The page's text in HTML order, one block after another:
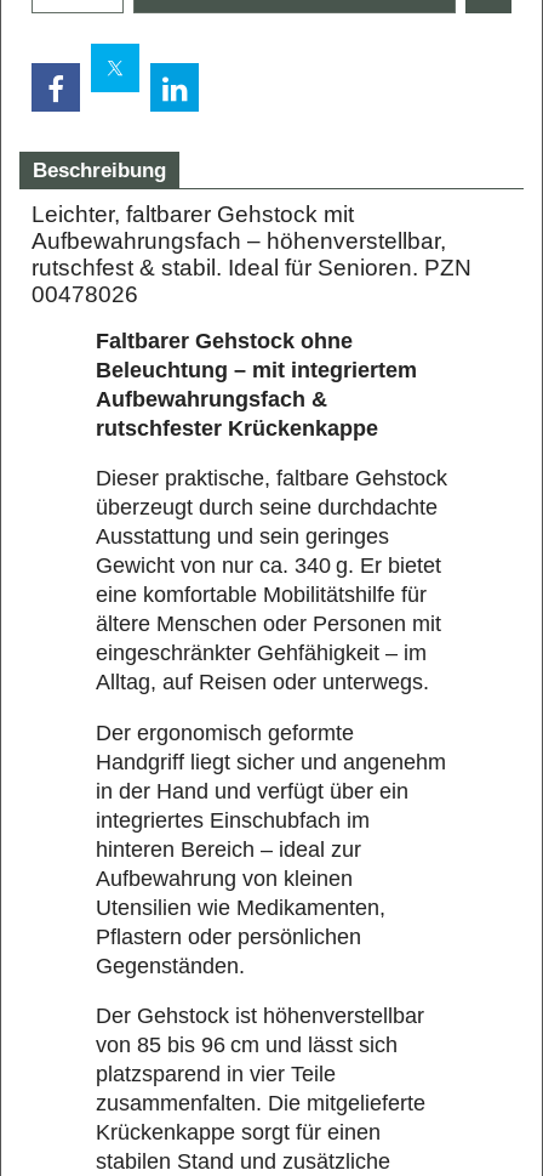
Beschreibung
Leichter, faltbarer Gehstock mit
Aufbewahrungsfach – höhenverstellbar,
rutschfest & stabil. Ideal für Senioren. PZN
00478026
Faltbarer Gehstock ohne
Beleuchtung – mit integriertem
Aufbewahrungsfach &
rutschfester Krückenkappe
Dieser praktische, faltbare Gehstock
überzeugt durch seine durchdachte
Ausstattung und sein geringes
Gewicht von nur ca. 340 g. Er bietet
eine komfortable Mobilitätshilfe für
ältere Menschen oder Personen mit
eingeschränkter Gehfähigkeit – im
Alltag, auf Reisen oder unterwegs.
Der ergonomisch geformte
Handgriff liegt sicher und angenehm
in der Hand und verfügt über ein
integriertes Einschubfach im
hinteren Bereich – ideal zur
Aufbewahrung von kleinen
Utensilien wie Medikamenten,
Pflastern oder persönlichen
Gegenständen.
Der Gehstock ist höhenverstellbar
von 85 bis 96 cm und lässt sich
platzsparend in vier Teile
zusammenfalten. Die mitgelieferte
Krückenkappe sorgt für einen
stabilen Stand und zusätzliche